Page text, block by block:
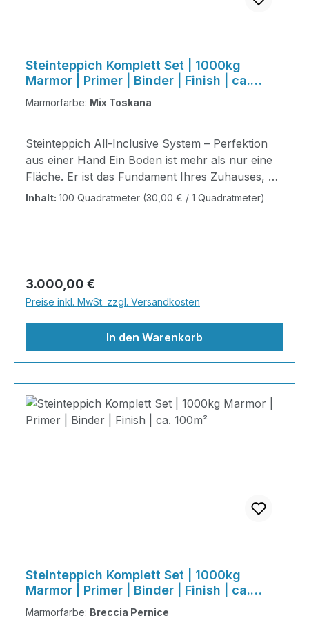
Steinteppich Komplett Set | 1000kg
Marmor | Primer | Binder | Finish | ca.
100m²
Marmorfarbe: Mix Toskana
Steinteppich All-Inclusive System – Perfektion
aus einer Hand Ein Boden ist mehr als nur eine
Fläche. Er ist das Fundament Ihres Zuhauses, die
Bühne Ihres Alltags, die Basis für jedes Gefühl
kompromisslos hochwertig. Wohnraum-
Steinteppich aus echtem italienischen
Naturmarmor – pflegeleicht, farbecht und
individuell in der Gestaltung!
Inhalt: 100 Quadratmeter (30,00 € / 1 Quadratmeter)
Regulärer Preis:
3.000,00 €
Preise inkl. MwSt. zzgl. Versandkosten
In den Warenkorb
Steinteppich Komplett Set | 1000kg
Marmor | Primer | Binder | Finish | ca.
100m²
Marmorfarbe: Breccia Pernice